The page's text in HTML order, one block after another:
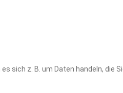
sich z. B. um Daten handeln, die